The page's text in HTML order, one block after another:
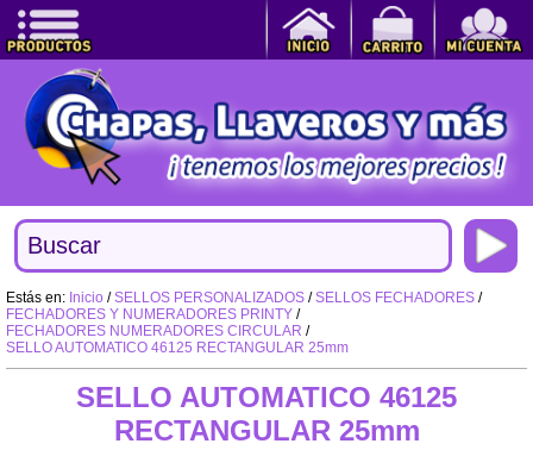
Estás en: Inicio /SELLOS PERSONALIZADOS /SELLOS FECHADORES /
FECHADORES Y NUMERADORES PRINTY /
FECHADORES NUMERADORES CIRCULAR /
SELLO AUTOMATICO 46125 RECTANGULAR 25mm
SELLO AUTOMATICO 46125
RECTANGULAR 25mm